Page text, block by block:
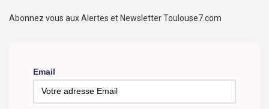
Abonnez vous aux Alertes et Newsletter Toulouse7.com
Email